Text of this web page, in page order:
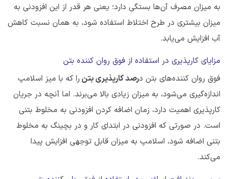
به میزان مصرف آن‌ها بستگی دارد؛ یعنی هر قدر از این افزودنی به
میزان بیشتری در طرح اختلاط استفاده شود، به همان نسبت کاهش
آب افزایش می‌یابد.
مزایای کارپذیری در استفاده از فوق روان کننده بتن
فوق روان کننده‌های بتن درصد کارپذیری بتن را که با میز اسلامپ
اندازه‌گیری می‌شود، به میزان زیادی بالا می‌برند. اما آنچه در جریان
کارپذیری اهمیت دارد، زمان اضافه کردن افزودنی به مخلوط بتنی
است. در صورتی که افزودنی در ابتدای کار و در بچینگ به مخلوط
بتنی اضافه شود، اسلامپ به میزان قابل توجهی افزایش پیدا
می‌کند.